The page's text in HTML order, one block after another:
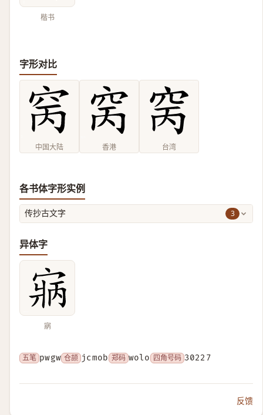
楷书
字形对比
中国大陆 香港 台湾
各书体字形实例
传抄古文字 3
异体字
寎
五笔 pwgw 仓颉 jcmob 郑码 wolo 四角号码 30227
反馈